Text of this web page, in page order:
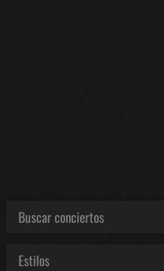
Buscar conciertos
Estilos